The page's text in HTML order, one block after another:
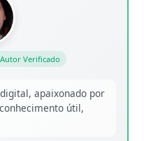
Autor Verificado
apaixonado por
útil,